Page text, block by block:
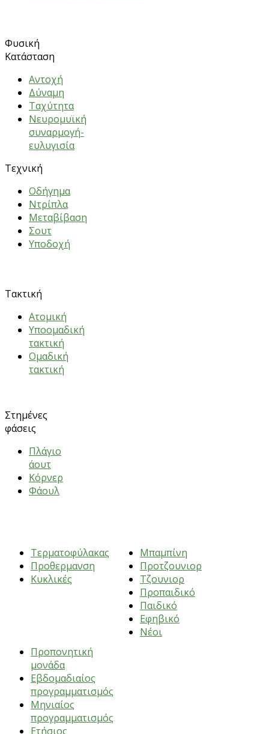
Φυσική
Κατάσταση
Αντοχή
Δύναμη
Ταχύτητα
Νευρομυϊκή
συναρμογή-
ευλυγισία
Τεχνική
Oδήγημα
Nτρίπλα
Mεταβίβαση
Σουτ
Υποδοχή
Τακτική
Ατομική
Υποομαδική
τακτική
Ομαδική
τακτική
Στημένες
φάσεις
Πλάγιο
άουτ
Κόρνερ
Φάουλ
Τερματοφύλακας
Προθερμανση
Κυκλικές
Προπονητική
μονάδα
Εβδομαδιαίος
προγραμματισμός
Μηνιαίος
προγραμματισμός
Ετήσιος
Μπαμπίνη
Προτζουνιορ
Τζουνιορ
Προπαιδικό
Παιδικό
Εφηβικό
Νέοι